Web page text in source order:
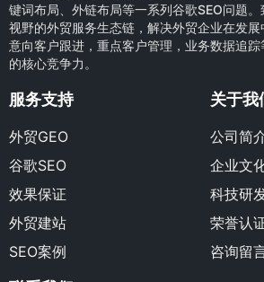
键词布局、外链布局等一系列谷歌SEO问题
视野的外贸服务生态链，解决外贸企业在发展
意向客户跟进，重点客户管理，业务数据追
的核心竞争力。
服务支持
外贸GEO
谷歌SEO
效果保证
外贸建站
SEO案例
关于我
公司简
企业文
科技研
荣誉认
咨询留